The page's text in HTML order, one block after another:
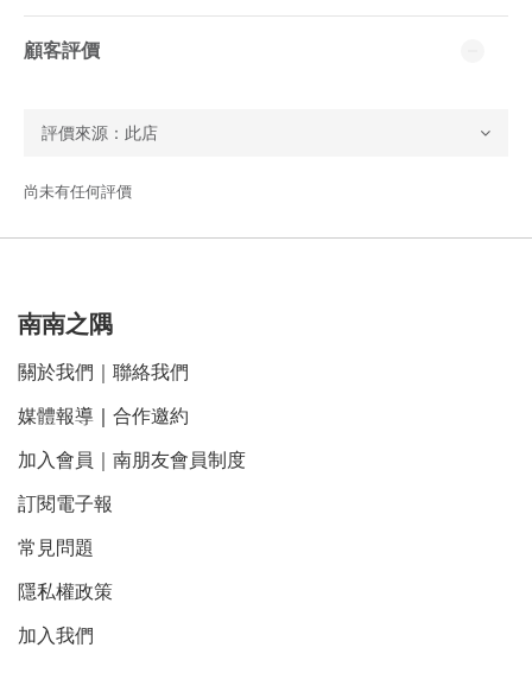
顧客評價
尚未有任何評價
南南之隅
關於我們 聯絡我們
媒體報導 合作邀約
加入會員｜南朋友會員制度
訂閱電子報
常見問題
隱私權政策
加入我們